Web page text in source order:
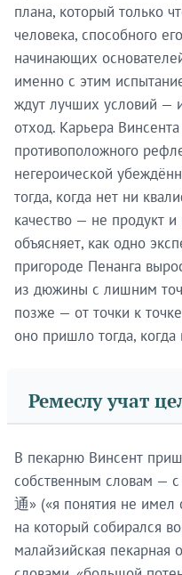
плана, который только
человека, способного
начинающих
именно с этим
ждут лучших условий —
отход. Карьера
противоположного
негероической
тогда, когда нет ни
качество — не продукт
объясняет, как одно
пригороде Пенанга
из дюжины с лишним
позже — от точки к
оно пришло тогда, когда
Ремеслу учат
В пекарню Винсент
собственным словам —
通» («я понятия не
на который собирался
малайзийская пекарная